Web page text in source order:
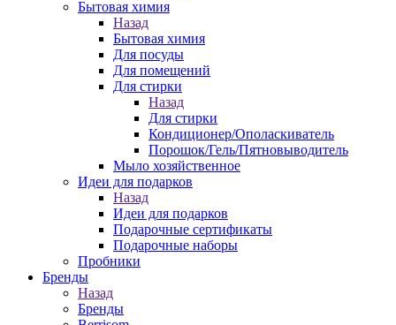
Бытовая химия
Назад
Бытовая химия
Для посуды
Для помещений
Для стирки
Назад
Для стирки
Кондиционер/Ополаскиватель
Порошок/Гель/Пятновыводитель
Мыло хозяйственное
Идеи для подарков
Назад
Идеи для подарков
Подарочные сертификаты
Подарочные наборы
Пробники
Бренды
Назад
Бренды